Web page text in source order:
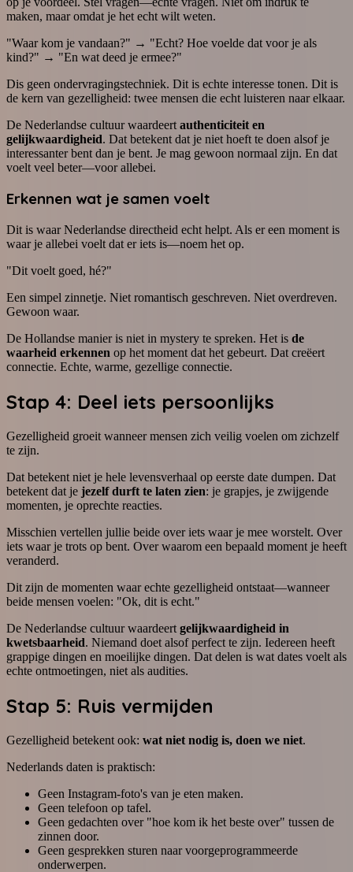
maken, maar omdat je het echt wilt weten.
"Waar kom je vandaan?" → "Echt? Hoe voelde dat voor je als
kind?" → "En wat deed je ermee?"
Dis geen ondervragingstechniek. Dit is echte interesse tonen. Dit is
de kern van gezelligheid: twee mensen die echt luisteren naar elkaar.
De Nederlandse cultuur waardeert authenticiteit en
gelijkwaardigheid. Dat betekent dat je niet hoeft te doen alsof je
interessanter bent dan je bent. Je mag gewoon normaal zijn. En dat
voelt veel beter—voor allebei.
Erkennen wat je samen voelt
Dit is waar Nederlandse directheid echt helpt. Als er een moment is
waar je allebei voelt dat er iets is—noem het op.
"Dit voelt goed, hé?"
Een simpel zinnetje. Niet romantisch geschreven. Niet overdreven.
Gewoon waar.
De Hollandse manier is niet in mystery te spreken. Het is de
waarheid erkennen op het moment dat het gebeurt. Dat creëert
connectie. Echte, warme, gezellige connectie.
Stap 4: Deel iets persoonlijks
Gezelligheid groeit wanneer mensen zich veilig voelen om zichzelf
te zijn.
Dat betekent niet je hele levensverhaal op eerste date dumpen. Dat
betekent dat je jezelf durft te laten zien: je grapjes, je zwijgende
momenten, je oprechte reacties.
Misschien vertellen jullie beide over iets waar je mee worstelt. Over
iets waar je trots op bent. Over waarom een bepaald moment je heeft
veranderd.
Dit zijn de momenten waar echte gezelligheid ontstaat—wanneer
beide mensen voelen: "Ok, dit is echt."
De Nederlandse cultuur waardeert gelijkwaardigheid in
kwetsbaarheid. Niemand doet alsof perfect te zijn. Iedereen heeft
grappige dingen en moeilijke dingen. Dat delen is wat dates voelt als
echte ontmoetingen, niet als audities.
Stap 5: Ruis vermijden
Gezelligheid betekent ook: wat niet nodig is, doen we niet.
Nederlands daten is praktisch:
Geen Instagram-foto's van je eten maken.
Geen telefoon op tafel.
Geen gedachten over "hoe kom ik het beste over" tussen de
zinnen door.
Geen gesprekken sturen naar voorgeprogrammeerde
onderwerpen.